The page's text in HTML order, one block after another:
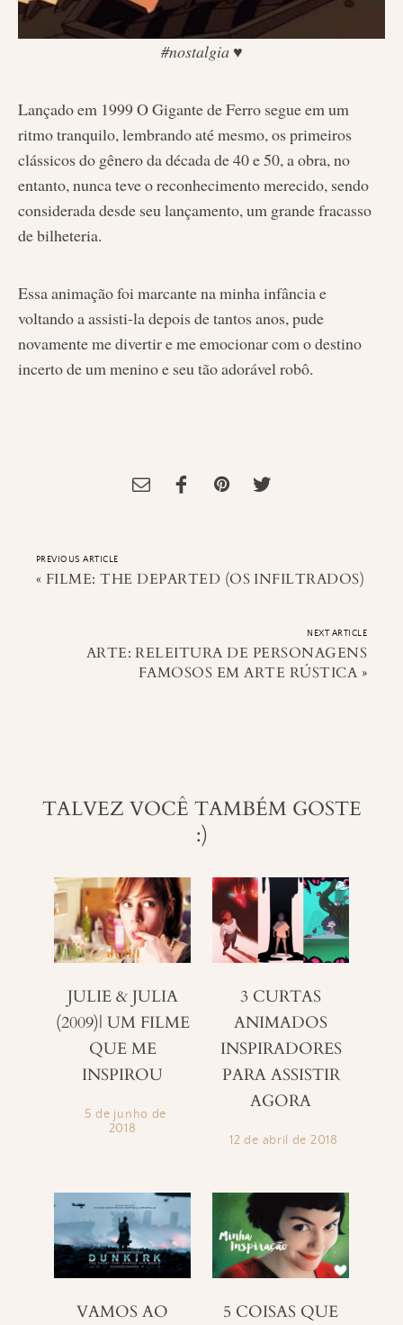
#nostalgia ♥
Lançado em 1999 O Gigante de Ferro segue em um
ritmo tranquilo, lembrando até mesmo, os primeiros
clássicos do gênero da década de 40 e 50, a obra, no
entanto, nunca teve o reconhecimento merecido, sendo
considerada desde seu lançamento, um grande fracasso
de bilheteria.
Essa animação foi marcante na minha infância e
voltando a assisti-la depois de tantos anos, pude
novamente me divertir e me emocionar com o destino
incerto de um menino e seu tão adorável robô.
PREVIOUS ARTICLE
« FILME: THE DEPARTED (OS INFILTRADOS)
NEXT ARTICLE
ARTE: RELEITURA DE PERSONAGENS
FAMOSOS EM ARTE RÚSTICA »
TALVEZ VOCÊ TAMBÉM GOSTE
:)
JULIE & JULIA
(2009)| UM FILME
QUE ME
INSPIROU
5 de junho de
2018
3 CURTAS
ANIMADOS
INSPIRADORES
PARA ASSISTIR
AGORA
12 de abril de 2018
VAMOS AO
5 COISAS QUE